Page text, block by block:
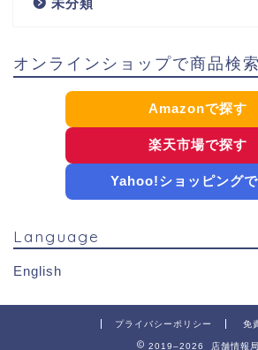
未分類
オンラインショップで商品検索
Amazonで探す
楽天市場で探す
Yahoo!ショッピング
Language
English
プライバシーポリシー 免
2019–2026 店舗情報局